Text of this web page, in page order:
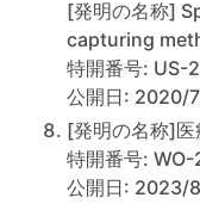
[発明の名称]
capturing
特開番号: US-
公開日: 2020/
[発明の名称]医
特開番号:
公開日: 2023/